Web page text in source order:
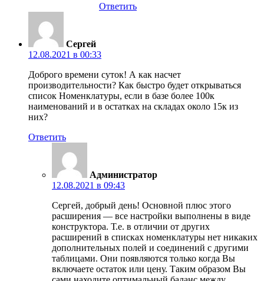
Ответить
Сергей
12.08.2021 в 00:33
Доброго времени суток! А как насчет
производительности? Как быстро будет открываться
список Номенклатуры, если в базе более 100к
наименований и в остатках на складах около 15к из
них?
Ответить
Администратор
12.08.2021 в 09:43
Сергей, добрый день! Основной плюс этого
расширения — все настройки выполнены в виде
конструктора. Т.е. в отличии от других
расширений в списках номенклатуры нет никаких
дополнительных полей и соединений с другими
таблицами. Они появляются только когда Вы
включаете остаток или цену. Таким образом Вы